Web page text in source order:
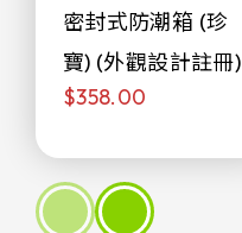
密封式防潮箱 (珍
寶) (外觀設計註冊)
$358.00